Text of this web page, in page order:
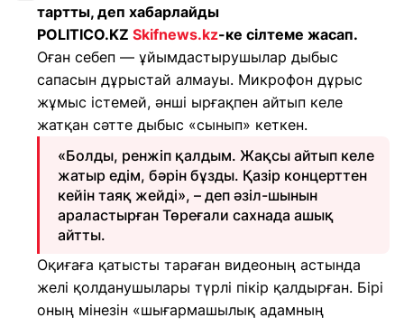
тартты, деп хабарлайды
POLITICO.KZ Skifnews.kz-ке сілтеме жасап.
Оған себеп — ұйымдастырушылар дыбыс
сапасын дұрыстай алмауы. Микрофон дұрыс
жұмыс істемей, әнші ырғақпен айтып келе
жатқан сәтте дыбыс «сынып» кеткен.
«Болды, ренжіп қалдым. Жақсы айтып келе
жатыр едім, бәрін бұзды. Қазір концерттен
кейін таяқ жейді», – деп әзіл-шынын
араластырған Төреғали сахнада ашық
айтты.
Оқиғаға қатысты тараған видеоның астында
желі қолданушылары түрлі пікір қалдырған. Бірі
оның мінезін «шығармашылық адамның